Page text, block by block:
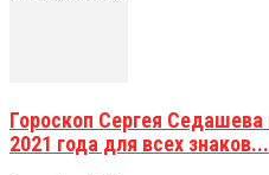
Гороскоп Сергея
2021 года для всех знаков...